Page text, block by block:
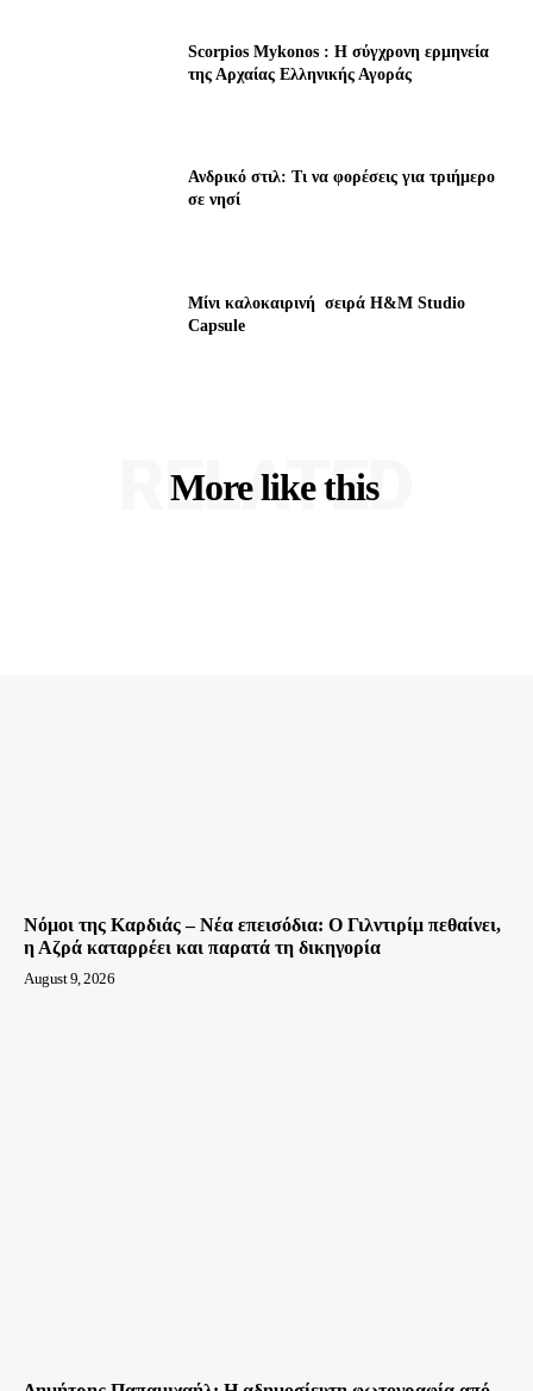
Scorpios Mykonos : Η σύγχρονη ερμηνεία
της Αρχαίας Ελληνικής Αγοράς
Ανδρικό στιλ: Τι να φορέσεις για τριήμερο
σε νησί
Μίνι καλοκαιρινή σειρά H&M Studio
Capsule
More like this
RELATED
Νόμοι της Καρδιάς – Νέα επεισόδια: Ο Γιλντιρίμ πεθαίνει,
η Αζρά καταρρέει και παρατά τη δικηγορία
August 9, 2026